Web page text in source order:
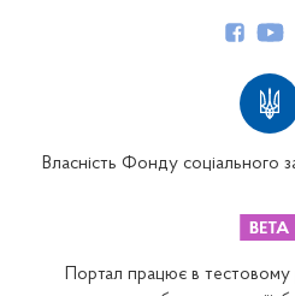
Власність Фонду соціального
Портал працює в